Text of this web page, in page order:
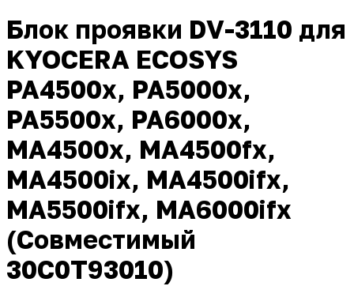
Блок проявки DV-3110 для
KYOCERA ECOSYS
PA4500x, PA5000x,
PA5500x, PA6000x,
MA4500x, MA4500fx,
MA4500ix, MA4500ifx,
MA5500ifx, MA6000ifx
(Совместимый
30C0T93010)